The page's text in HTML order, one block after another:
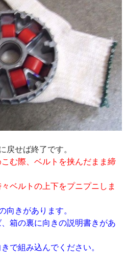
戻せば終了です。
む際、ベルトを挟んだまま締
ベルトの上下をプニプニしま
向きがあります。
箱の裏に向きの説明書きがあ
で組み込んでください。